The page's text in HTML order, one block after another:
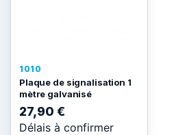
1010
Plaque de signalisation 1
mètre galvanisé
27,90 €
Délais à confirmer